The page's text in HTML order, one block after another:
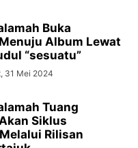
Buka
Album Lewat
“sesuatu”
31 Mei 2024
Tuang
Siklus
Rilisan